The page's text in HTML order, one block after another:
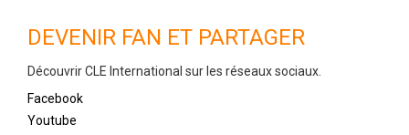
DEVENIR FAN ET PARTAGER
Découvrir CLE International sur les réseaux sociaux.
Facebook
Youtube